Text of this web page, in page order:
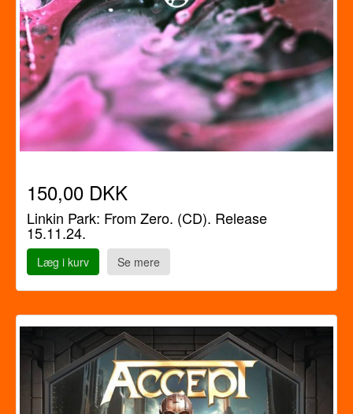
150,00 DKK
Linkin Park: From Zero. (CD). Release
15.11.24.
Læg i kurv Se mere